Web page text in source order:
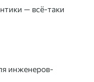
— всё-таки
инженеров-